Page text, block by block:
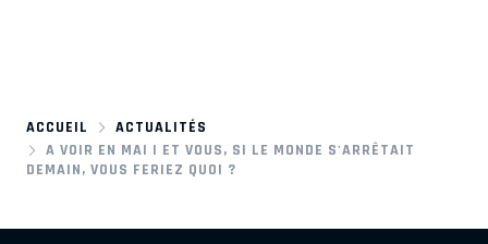
ACCUEIL
ACTUALITÉS
A VOIR EN MAI | ET VOUS, SI LE MONDE S'ARRÊTAIT
DEMAIN, VOUS FERIEZ QUOI ?